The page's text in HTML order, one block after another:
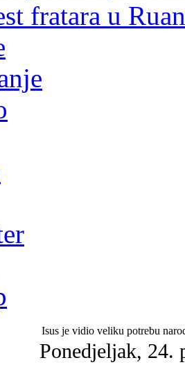
fratara u
Isus je vidio veliku potrebu
Ponedjeljak, 24.